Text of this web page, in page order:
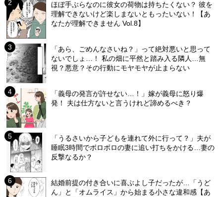
ほぼ手ぶらなのに彼女の荷物は持ちたくない？ 彼を
理解できないけど楽しまないともったいない！【あ
なたが理解できません Vol.8】
「あら、ごめんなさいね？」って絶対悪いと思って
ないでしょ…！ 私の畑に平然と踏み入る隣人…無
視？悪意？その行動にモヤモヤが止まらない
「義母の発言が許せない…！」嫁が義母に怒り爆
発！ 夫は仕方ないと言うけれど諦めるべき？
「うるさいから子どもを連れて外に行って？」夫が
睡眠3時間でボロボロの妻に追い打ちをかける…妻の
反撃なるか？
結婚前提の付き合いに喜ぶよし子だったが…「うど
ん」と「オムライス」から始まる小さな違和感【あ